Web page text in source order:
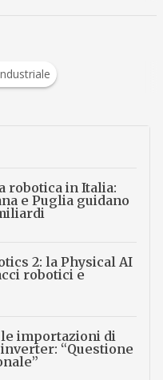
robotica in Italia:
e Puglia guidano
2: la Physical AI
robotici e
le importazioni di
“Questione